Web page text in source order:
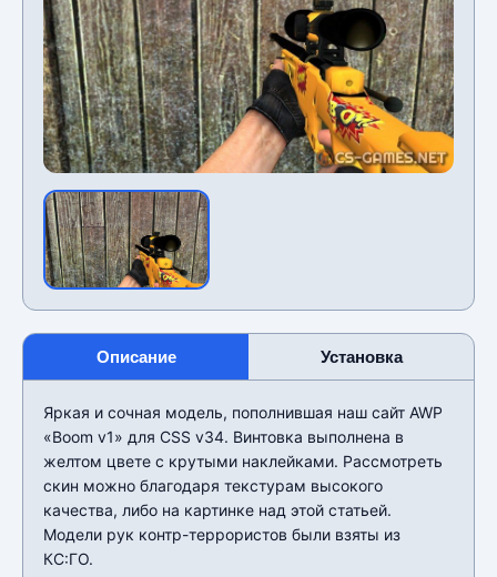
Описание Установка
Яркая и сочная модель, пополнившая наш сайт AWP
«Boom v1» для CSS v34. Винтовка выполнена в
желтом цвете с крутыми наклейками. Рассмотреть
скин можно благодаря текстурам высокого
качества, либо на картинке над этой статьей.
Модели рук контр-террористов были взяты из
КС:ГО.